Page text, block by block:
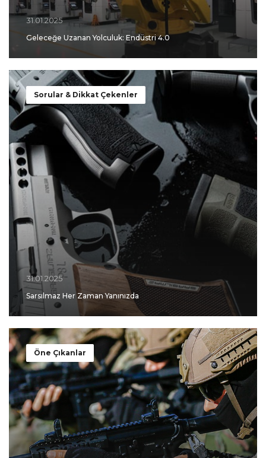
31.01.2025
Geleceğe Uzanan Yolculuk: Endüstri 4.0
Sorular & Dikkat Çekenler
31.01.2025
Sarsılmaz Her Zaman Yanınızda
Öne Çıkanlar